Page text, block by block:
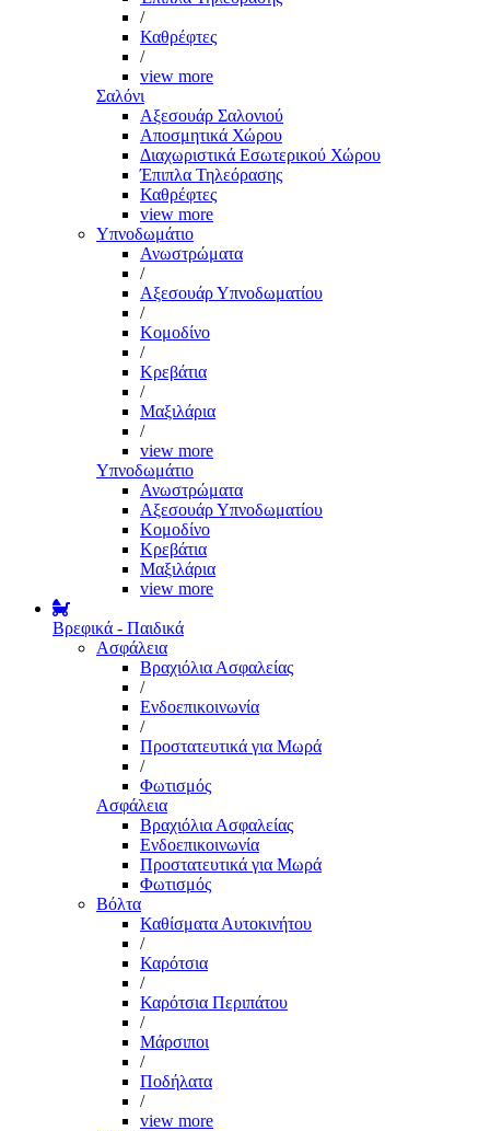
/
Καθρέφτες
/
view more
Σαλόνι
Αξεσουάρ Σαλονιού
Αποσμητικά Χώρου
Διαχωριστικά Εσωτερικού Χώρου
Έπιπλα Τηλεόρασης
Καθρέφτες
view more
Υπνοδωμάτιο
Ανωστρώματα
/
Αξεσουάρ Υπνοδωματίου
/
Κομοδίνο
/
Κρεβάτια
/
Μαξιλάρια
/
view more
Υπνοδωμάτιο
Ανωστρώματα
Αξεσουάρ Υπνοδωματίου
Κομοδίνο
Κρεβάτια
Μαξιλάρια
view more
Βρεφικά - Παιδικά
Ασφάλεια
Βραχιόλια Ασφαλείας
/
Ενδοεπικοινωνία
/
Προστατευτικά για Μωρά
/
Φωτισμός
Ασφάλεια
Βραχιόλια Ασφαλείας
Ενδοεπικοινωνία
Προστατευτικά για Μωρά
Φωτισμός
Βόλτα
Καθίσματα Αυτοκινήτου
/
Καρότσια
/
Καρότσια Περιπάτου
/
Μάρσιποι
/
Ποδήλατα
/
view more